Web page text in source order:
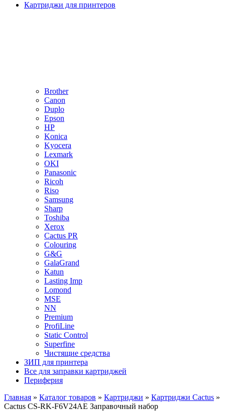
Картриджи для принтеров
Brother
Canon
Duplo
Epson
HP
Konica
Kyocera
Lexmark
OKI
Panasonic
Ricoh
Riso
Samsung
Sharp
Toshiba
Xerox
Cactus PR
Colouring
G&G
GalaGrand
Katun
Lasting Imp
Lomond
MSE
NN
Premium
ProfiLine
Static Control
Superfine
Чистящие средства
ЗИП для принтера
Все для заправки картриджей
Периферия
Главная » Каталог товаров » Картриджи » Картриджи Cactus »
Cactus CS-RK-F6V24AE Заправочный набор